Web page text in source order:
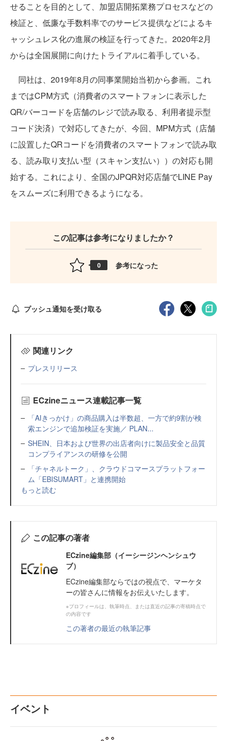
せることを目的として、加盟店開拓業務プロセスなどの
検証と、低廉な手数料率でのサービス提供などによるキ
ャッシュレス化の進展の検証を行ってきた。2020年2月
からは全国展開に向けたトライアルに着手している。
同社は、2019年8月の同事業開始当初から参画。これ
まではCPM方式（消費者のスマートフォンに表示した
QR/バーコードを店舗のレジで読み取る、利用者提示型
コード決済）で対応してきたが、今回、MPM方式（店舗
に設置したQRコードを消費者のスマートフォンで読み取
る、読み取り支払い型（スキャン支払い））の対応も開
始する。これにより、全国のJPQR対応店舗でLINE Pay
をスムーズに利用できるようになる。
この記事は参考になりましたか？
0 参考になった
プッシュ通知を受け取る
関連リンク
プレスリリース
ECzineニュース連載記事一覧
「AIきっかけ」の商品購入は半数超、一方で約9割が検
索エンジンで追加検証を実施／ PLAN...
SHEIN、日本および世界の出店者向けに製品安全と品質
コンプライアンスの研修を公開
「チャネルトーク」、クラウドコマースプラットフォー
ム「EBISUMART」と連携開始
もっと読む
この記事の著者
ECzine編集部（イーシージンヘンシュウ
ブ）
ECzine編集部ならではの視点で、マーケタ
ーの皆さんに情報をお伝えいたします。
※プロフィールは、執筆時点、または直近の記事の寄稿時点で
の内容です
この著者の最近の執筆記事
イベント